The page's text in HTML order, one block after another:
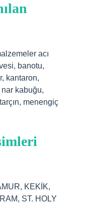
acı
banotu,
kantaron,
kabuğu,
menengiç
KEKİK,
ST. HOLY